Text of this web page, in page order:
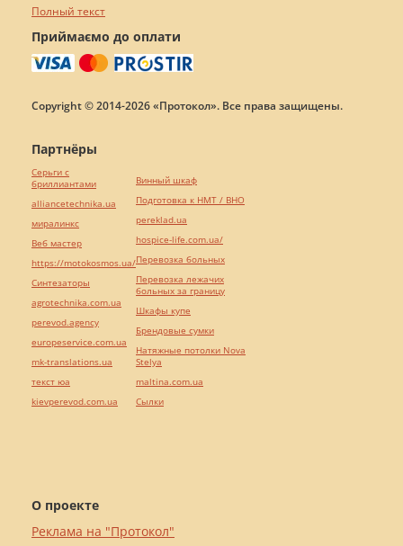
Полный текст
Приймаємо до оплати
Copyright © 2014-2026 «Протокол». Все права защищены.
О проекте
Реклама на "Протокол"
Партнёры
Серьги с
бриллиантами
alliancetechnika.ua
миралинкс
Веб мастер
https://motokosmos.ua/
Синтезаторы
agrotechnika.com.ua
perevod.agency
europeservice.com.ua
mk-translations.ua
текст юа
kievperevod.com.ua
Винный шкаф
Подготовка к НМТ / ВНО
pereklad.ua
hospice-life.com.ua/
Перевозка больных
Перевозка лежачих
больных за границу
Шкафы купе
Брендовые сумки
Натяжные потолки Nova
Stelya
maltina.com.ua
Cылки